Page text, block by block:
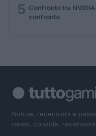
5 Confronto tra
confronto
Notizie, recensioni e
news, console,